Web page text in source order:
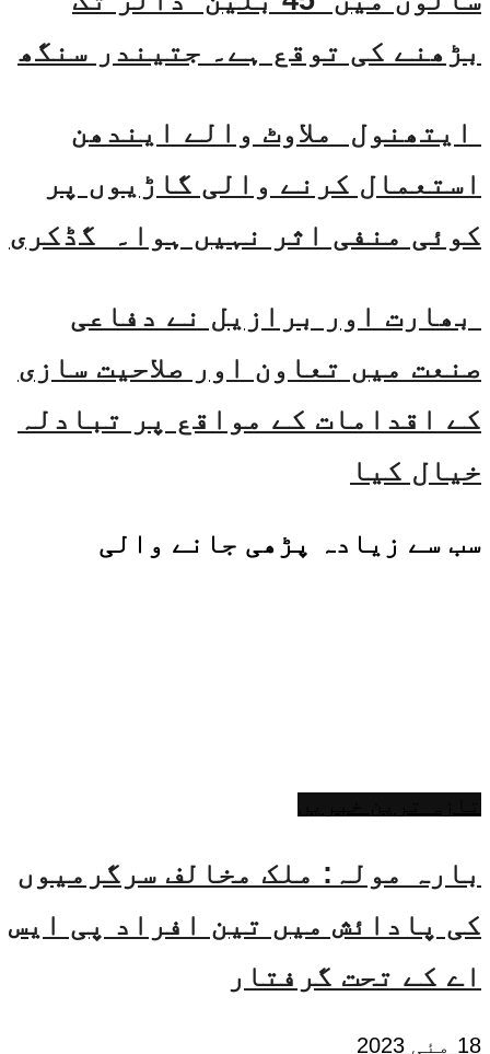
بڑھنے کی توقع ہے۔ جتیندر سنگھ
ایتھنول ملاوٹ والے ایندھن
استعمال کرنے والی گاڑیوں پر
کوئی منفی اثر نہیں ہوا۔ گڈکری
بھارت اور برازیل نے دفاعی
صنعت میں تعاون اور صلاحیت سازی
کے اقدامات کے مواقع پر تبادلہ
خیال کیا
سب سے زیادہ پڑھی جانے والی
بارہ مولہ: ملک مخالف سرگرمیوں
کی پادائش میں تین افراد پی ایس
اے کے تحت گرفتار
18 مئی 2023